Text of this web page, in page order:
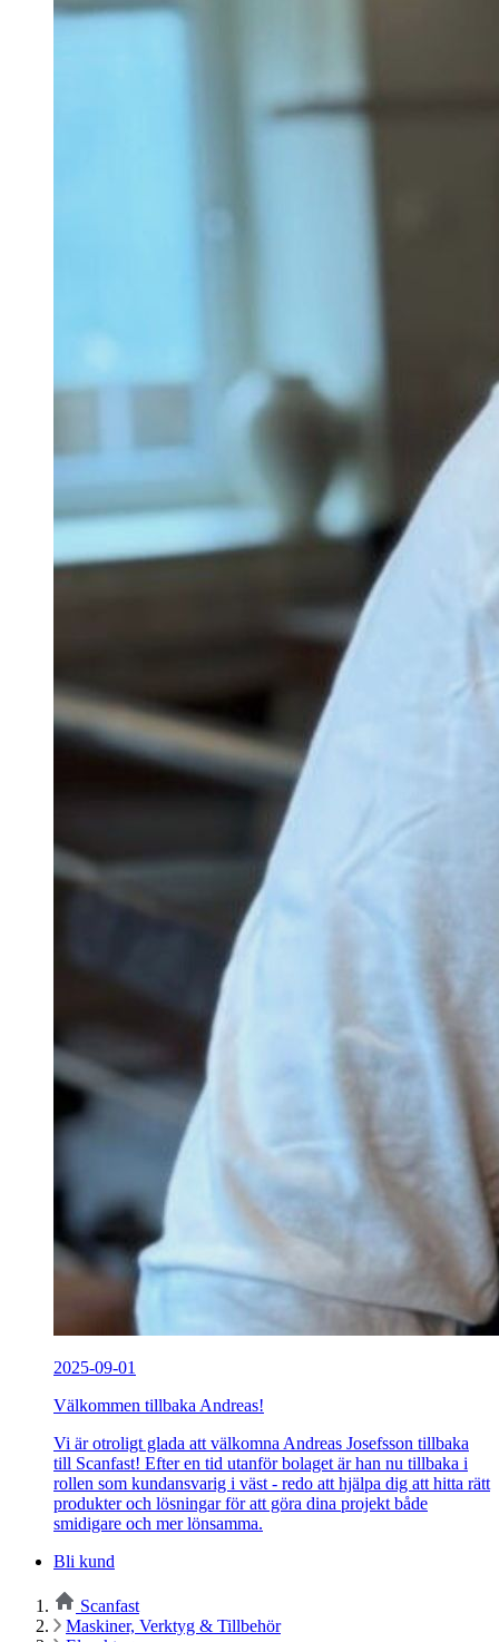
2025-09-01
Välkommen tillbaka Andreas!
Vi är otroligt glada att välkomna Andreas Josefsson tillbaka
till Scanfast! Efter en tid utanför bolaget är han nu tillbaka i
rollen som kundansvarig i väst - redo att hjälpa dig att hitta rätt
produkter och lösningar för att göra dina projekt både
smidigare och mer lönsamma.
Bli kund
Scanfast
Maskiner, Verktyg & Tillbehör